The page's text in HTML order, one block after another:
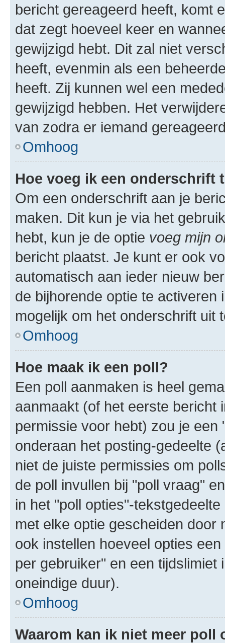
bericht gereageerd heeft, komt
dat zegt hoeveel keer en
gewijzigd hebt. Dit zal niet
heeft, evenmin als een
heeft. Zij kunnen wel een
gewijzigd hebben. Het
van zodra er iemand
Omhoog
Hoe voeg ik een onderschrift
Om een onderschrift aan je
maken. Dit kun je via het
hebt, kun je de optie voeg mijn
bericht plaatst. Je kunt er ook
automatisch aan ieder nieuw
de bijhorende optie te
mogelijk om het onderschrift uit
Omhoog
Hoe maak ik een poll?
Een poll aanmaken is heel
aanmaakt (of het eerste bericht
permissie voor hebt) zou je
onderaan het posting-gedeelte
niet de juiste permissies om
de poll invullen bij "poll vraag"
in het "poll opties"-
met elke optie gescheiden door
ook instellen hoeveel opties
per gebruiker" en een
oneindige duur).
Omhoog
Waarom kan ik niet meer poll